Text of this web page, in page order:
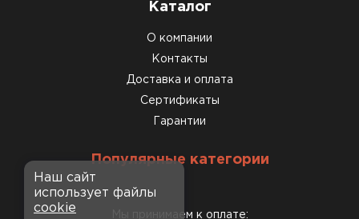
Каталог
О компании
Контакты
Доставка и оплата
Сертификаты
Гарантии
Популярные категории
Мы принимаем к оплате:
Наш сайт
использует файлы
cookie